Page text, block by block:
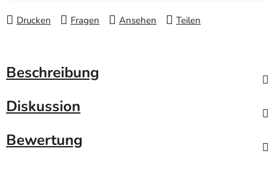
Drucken Fragen Ansehen Teilen
Beschreibung
Diskussion
Bewertung